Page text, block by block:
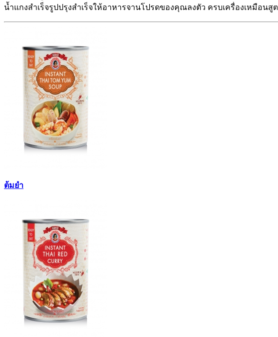
น้ำแกงสำเร็จรูปปรุงสำเร็จให้อาหารจานโปรดของคุณลงตัว ครบเครื่องเหมือนสูต
ต้มยำ